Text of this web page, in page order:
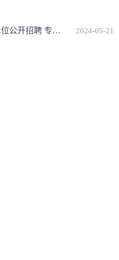
2024年度六安市市直事业单位公开招聘 专业测试2资格复审合格考生领取 专业测试通知书通知 2024-05-21